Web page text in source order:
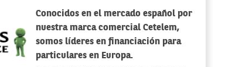
Conocidos en el mercado español por
nuestra marca comercial Cetelem,
somos líderes en financiación para
particulares en Europa.